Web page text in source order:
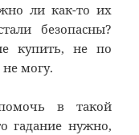
ли как-то их
безопасны?
купить, не по
могу.
в такой
гадание нужно,